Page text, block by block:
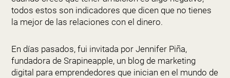
todos estos son indicadores que dicen que no tienes
la mejor de las relaciones con el dinero.
En días pasados, fui invitada por Jennifer Piña,
fundadora de Srapineapple, un blog de marketing
digital para emprendedores que inician en el mundo de